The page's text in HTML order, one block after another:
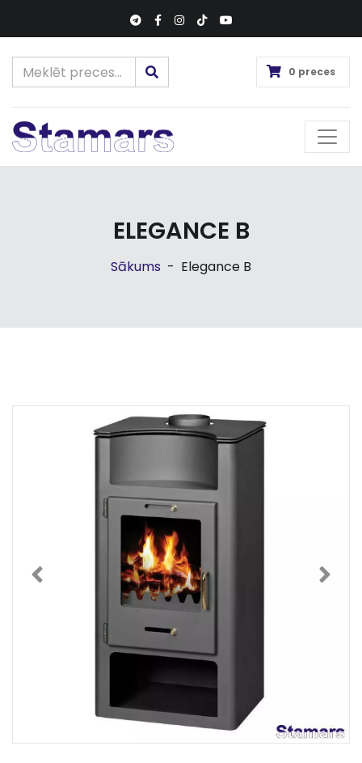
0 preces
ELEGANCE B
Sākums - Elegance B